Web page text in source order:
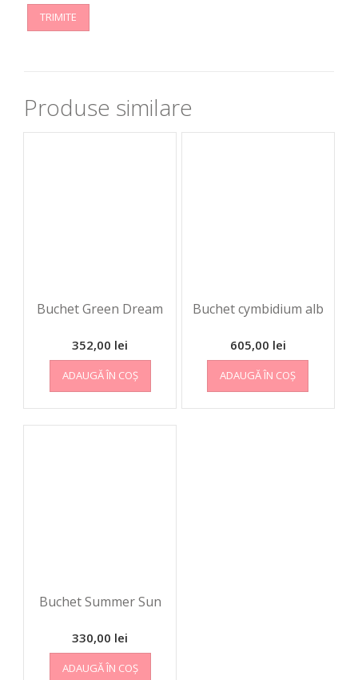
Produse similare
Buchet Green Dream
352,00 lei
ADAUGĂ ÎN COȘ
Buchet cymbidium alb
605,00 lei
ADAUGĂ ÎN COȘ
Buchet Summer Sun
330,00 lei
ADAUGĂ ÎN COȘ